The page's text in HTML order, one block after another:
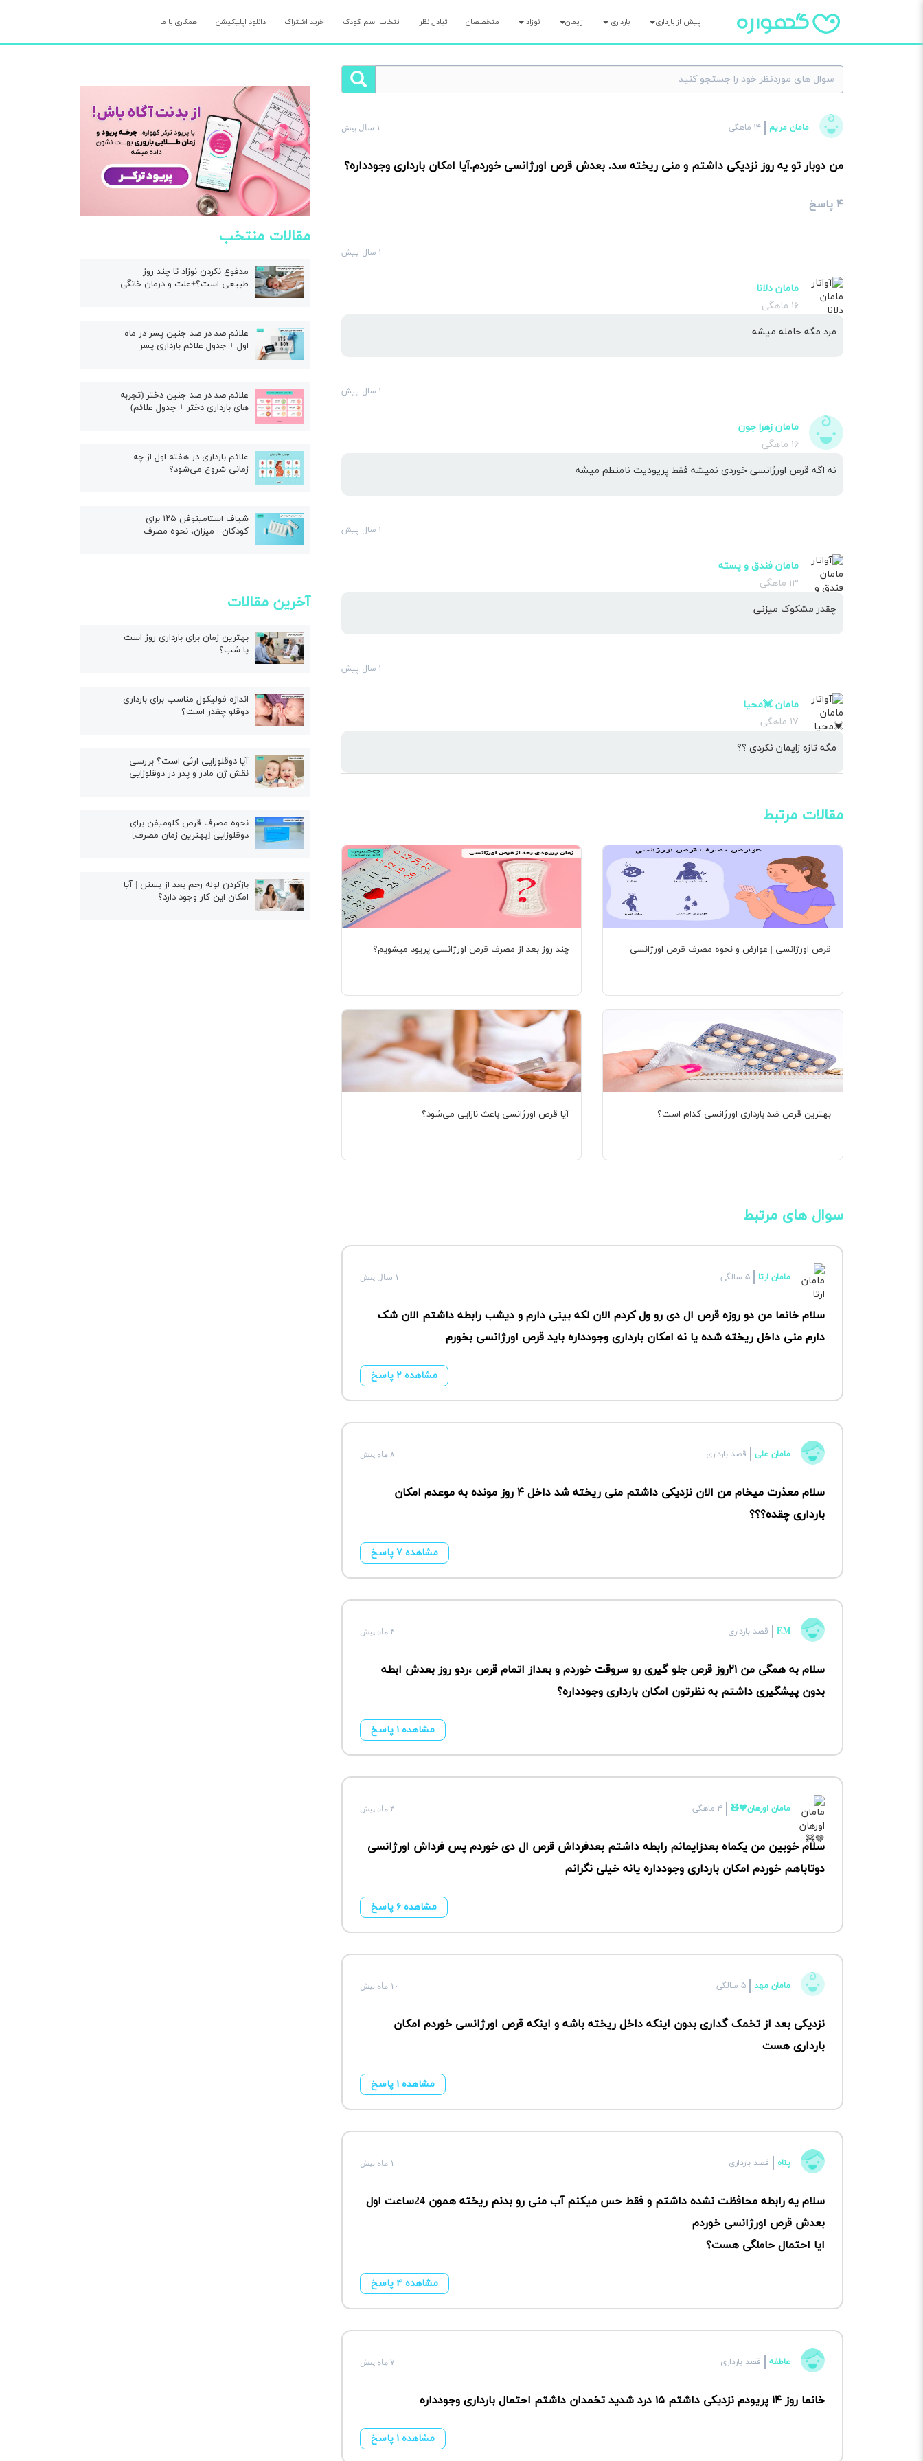
پیش از بارداری بارداری زایمان نوزاد متخصصان تبادل نظر انتخاب اسم کودک خرید اشتراک دانلود اپلیکیشن همکاری با ما
مامان مریم ۱۴ ماهگی ۱ سال پیش
من دوبار تو یه روز نزدیکی داشتم و منی ریخته سد. بعدش قرص اورژانسی خوردم.آیا امکان بارداری وجودداره؟
۴ پاسخ
۱ سال پیش
مامان دلانا
۱۶ ماهگی
مرد مگه حامله میشه
۱ سال پیش
مامان زهرا جون
۱۶ ماهگی
نه اگه قرص اورژانسی خوردی نمیشه فقط پریودیت نامنطم میشه
۱ سال پیش
مامان فندق و پسته
۱۳ ماهگی
چقدر مشکوک میزنی
۱ سال پیش
مامان 💓محیا
۱۷ ماهگی
مگه تازه زایمان نکردی ؟؟
مقالات مرتبط
چند روز بعد از مصرف قرص اورژانسی پریود میشویم؟ قرص اورژانسی | عوارض و نحوه مصرف قرص اورژانسی
آیا قرص اورژانسی باعث نازایی می‌شود؟ بهترین قرص ضد بارداری اورژانسی کدام است؟
سوال های مرتبط
مامان ارتا ۵ سالگی ۱ سال پیش
سلام خانما من دو روزه قرص ال دی رو ول کردم الان لکه بینی دارم و دیشب رابطه داشتم الان شک
دارم منی داخل ریخته شده یا نه امکان بارداری وجودداره باید قرص اورژانسی بخورم
مشاهده ۲ پاسخ
مامان علی قصد بارداری ۸ ماه پیش
سلام معذرت میخام من الان نزدیکی داشتم منی ریخته شد داخل ۴ روز مونده به موعدم امکان
بارداری چقده؟؟؟
مشاهده ۷ پاسخ
F.M قصد بارداری ۴ ماه پیش
سلام به همگی من ۲۱روز قرص جلو گیری رو سروقت خوردم و بعداز اتمام قرص ،ردو روز بعدش ابطه
بدون پیشگیری داشتم به نظرتون امکان بارداری وجودداره؟
مشاهده ۱ پاسخ
مامان اورهان🤎🧸 ۴ ماهگی ۴ ماه پیش
سلام خوبین من یکماه بعدزایمانم رابطه داشتم بعدفرداش قرص ال دی خوردم پس فرداش اورژانسی
دوتاباهم خوردم امکان بارداری وجودداره یانه خیلی نگرانم
مشاهده ۶ پاسخ
مامان مهد ۵ سالگی ۱۰ ماه پیش
نزدیکی بعد از تخمک گداری بدون اینکه داخل ریخته باشه و اینکه قرص اورژانسی خوردم امکان
بارداری هست
مشاهده ۱ پاسخ
پناه قصد بارداری ۱ ماه پیش
سلام یه رابطه محافظت نشده داشتم و فقط حس میکنم آب منی رو بدنم ریخته همون 24ساعت اول
بعدش قرص اورژانسی خوردم
ایا احتمال حاملگی هست؟
مشاهده ۴ پاسخ
عاطفه قصد بارداری ۷ ماه پیش
خانما روز ۱۴ پریودم نزدیکی داشتم ۱۵ درد شدید تخمدان داشتم احتمال بارداری وجودداره
مشاهده ۱ پاسخ
مقالات منتخب
مدفوع نکردن نوزاد تا چند روز
طبیعی است؟+علت و درمان خانگی
علائم صد در صد جنین پسر در ماه
اول + جدول علائم بارداری پسر
علائم صد در صد جنین دختر (تجربه
های بارداری دختر + جدول علائم)
علائم بارداری در هفته اول از چه
زمانی شروع می‌شود؟
شیاف استامینوفن ۱۲۵ برای
کودکان | میزان، نحوه مصرف
آخرین مقالات
بهترین زمان برای بارداری روز است
یا شب؟
اندازه فولیکول مناسب برای بارداری
دوقلو چقدر است؟
آیا دوقلوزایی ارثی است؟ بررسی
نقش ژن مادر و پدر در دوقلوزایی
نحوه مصرف قرص کلومیفن برای
دوقلوزایی [بهترین زمان مصرف]
بازکردن لوله رحم بعد از بستن | آیا
امکان این کار وجود دارد؟
×